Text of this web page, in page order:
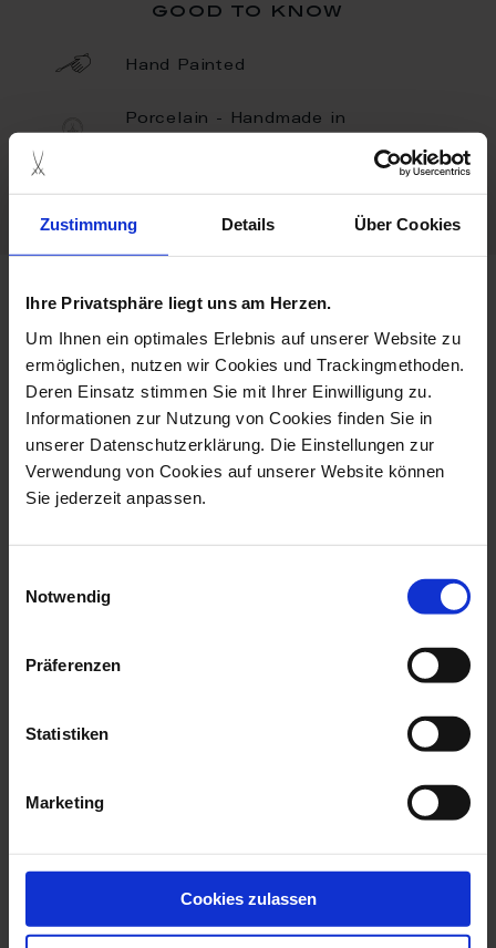
Zustimmung Details Über Cookies
Ihre Privatsphäre liegt uns am Herzen.
Um Ihnen ein optimales Erlebnis auf unserer Website zu
ermöglichen, nutzen wir Cookies und Trackingmethoden.
Deren Einsatz stimmen Sie mit Ihrer Einwilligung zu.
Informationen zur Nutzung von Cookies finden Sie in
unserer Datenschutzerklärung. Die Einstellungen zur
Verwendung von Cookies auf unserer Website können
Sie jederzeit anpassen.
Notwendig
Präferenzen
Statistiken
Marketing
Cookies zulassen
good to know
Hand Painted
Porcelain - Handmade in
Limited Quantity
more products from the
Available